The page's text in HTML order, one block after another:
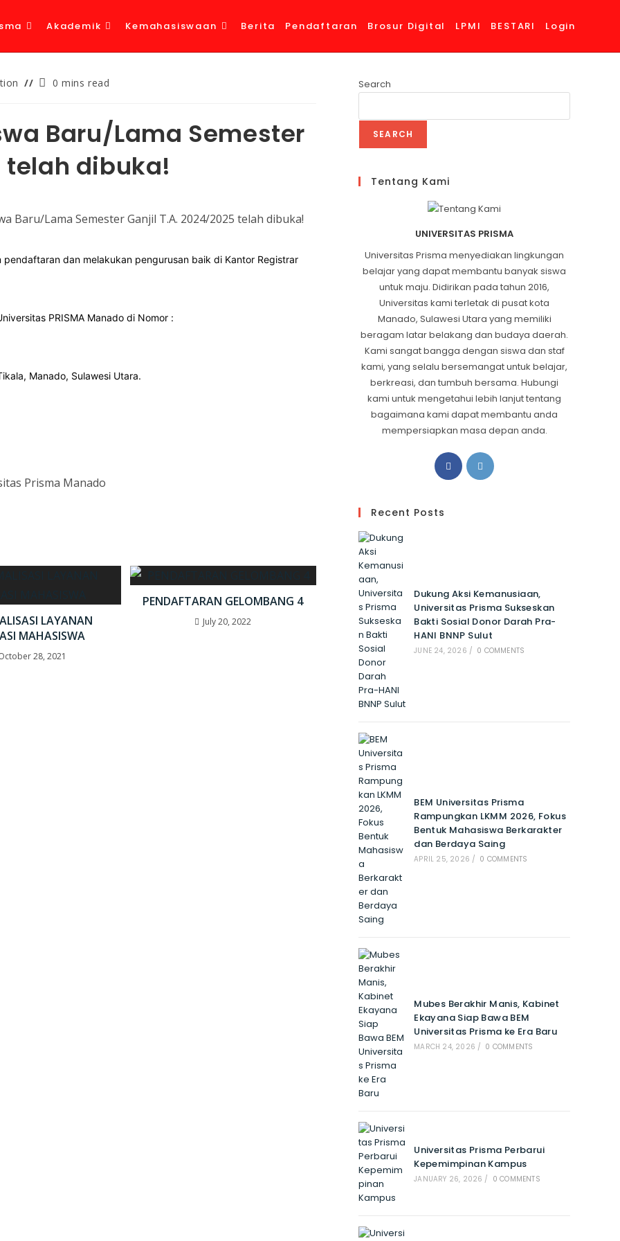
Akademik Kemahasiswaan Berita Pendaftaran Brosur Digital LPMI BESTARI Login
0 mins read
Baru/Lama Semester
telah dibuka!
dan melakukan pengurusan baik di Kantor Registrar
PRISMA Manado di Nomor :
Manado, Sulawesi Utara.
Prisma Manado
LAYANAN
MAHASISWA
28, 2021
PENDAFTARAN GELOMBANG 4
July 20, 2022
Search
SEARCH
Tentang Kami
UNIVERSITAS PRISMA
Universitas Prisma menyediakan lingkungan
belajar yang dapat membantu banyak siswa
untuk maju. Didirikan pada tahun 2016,
Universitas kami terletak di pusat kota
Manado, Sulawesi Utara yang memiliki
beragam latar belakang dan budaya daerah.
Kami sangat bangga dengan siswa dan staf
kami, yang selalu bersemangat untuk belajar,
berkreasi, dan tumbuh bersama. Hubungi
kami untuk mengetahui lebih lanjut tentang
bagaimana kami dapat membantu anda
mempersiapkan masa depan anda.
Recent Posts
Dukung Aksi Kemanusiaan,
Universitas Prisma Sukseskan
Bakti Sosial Donor Darah Pra-
HANI BNNP Sulut
JUNE 24, 2026 / 0 COMMENTS
BEM Universitas Prisma
Rampungkan LKMM 2026, Fokus
Bentuk Mahasiswa Berkarakter
dan Berdaya Saing
APRIL 25, 2026 / 0 COMMENTS
Mubes Berakhir Manis, Kabinet
Ekayana Siap Bawa BEM
Universitas Prisma ke Era Baru
MARCH 24, 2026 / 0 COMMENTS
Universitas Prisma Perbarui
Kepemimpinan Kampus
JANUARY 26, 2026 / 0 COMMENTS